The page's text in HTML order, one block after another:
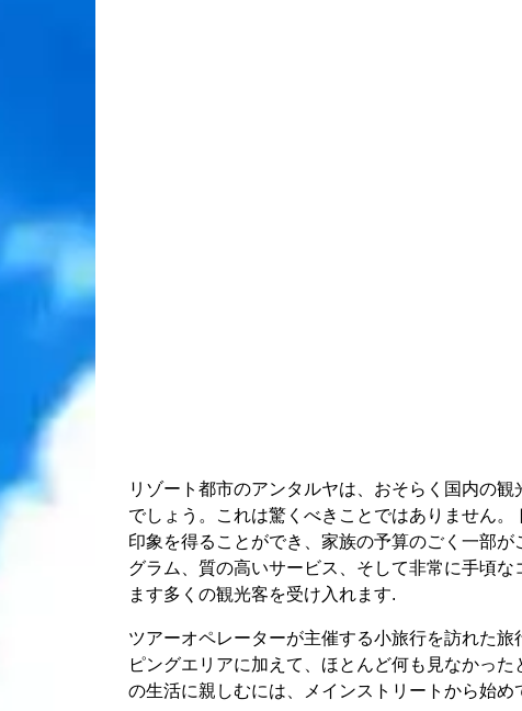
リゾート都市のアンタルヤは、おそらく国内の
でしょう。これは驚くべきことではありません
印象を得ることができ、家族の予算のごく一部
グラム、質の高いサービス、そして非常に手頃
ます多くの観光客を受け入れます.
ツアーオペレーターが主催する小旅行を訪れた
ピングエリアに加えて、ほとんど何も見なかっ
の生活に親しむには、メインストリートから始